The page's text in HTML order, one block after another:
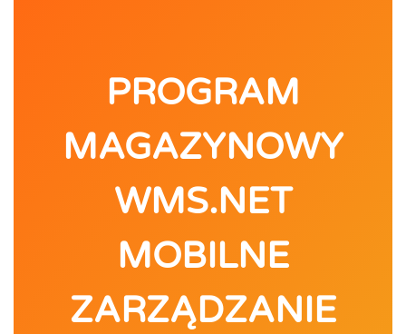
PROGRAM
MAGAZYNOWY
WMS.NET
MOBILNE
ZARZĄDZANIE